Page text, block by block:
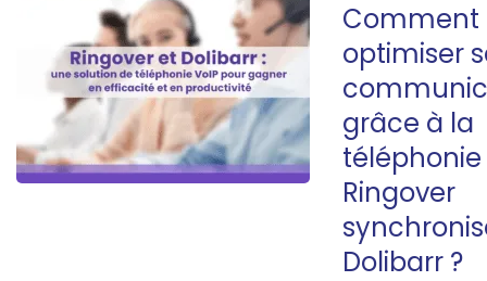
Comment
optimiser
grâce à la
téléphonie
Ringover
Dolibarr ?